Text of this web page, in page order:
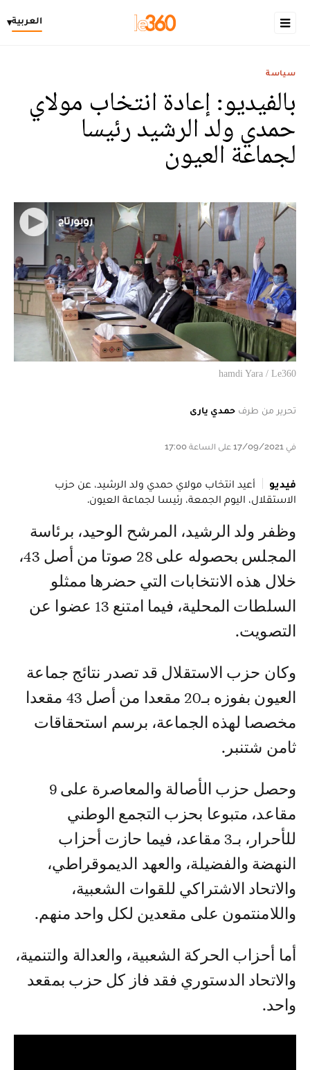
العربية▾
سياسة
بالفيديو: إعادة انتخاب مولاي
حمدي ولد الرشيد رئيسا
لجماعة العيون
hamdi Yara / Le360
تحرير من طرف حمدي يارى
في 17/09/2021 على الساعة 17:00
فيديو
أعيد انتخاب مولاي حمدي ولد الرشيد، عن حزب
الاستقلال، اليوم الجمعة، رئيسا لجماعة العيون.
وظفر ولد الرشيد، المرشح الوحيد، برئاسة
المجلس بحصوله على 28 صوتا من أصل 43،
خلال هذه الانتخابات التي حضرها ممثلو
السلطات المحلية، فيما امتنع 13 عضوا عن
التصويت.
وكان حزب الاستقلال قد تصدر نتائج جماعة
العيون بفوزه بـ20 مقعدا من أصل 43 مقعدا
مخصصا لهذه الجماعة، برسم استحقاقات
ثامن شتنبر.
وحصل حزب الأصالة والمعاصرة على 9
مقاعد، متبوعا بحزب التجمع الوطني
للأحرار، بـ3 مقاعد، فيما حازت أحزاب
النهضة والفضيلة، والعهد الديموقراطي،
والاتحاد الاشتراكي للقوات الشعبية،
واللامنتمون على مقعدين لكل واحد منهم.
أما أحزاب الحركة الشعبية، والعدالة والتنمية،
والاتحاد الدستوري فقد فاز كل حزب بمقعد
واحد.